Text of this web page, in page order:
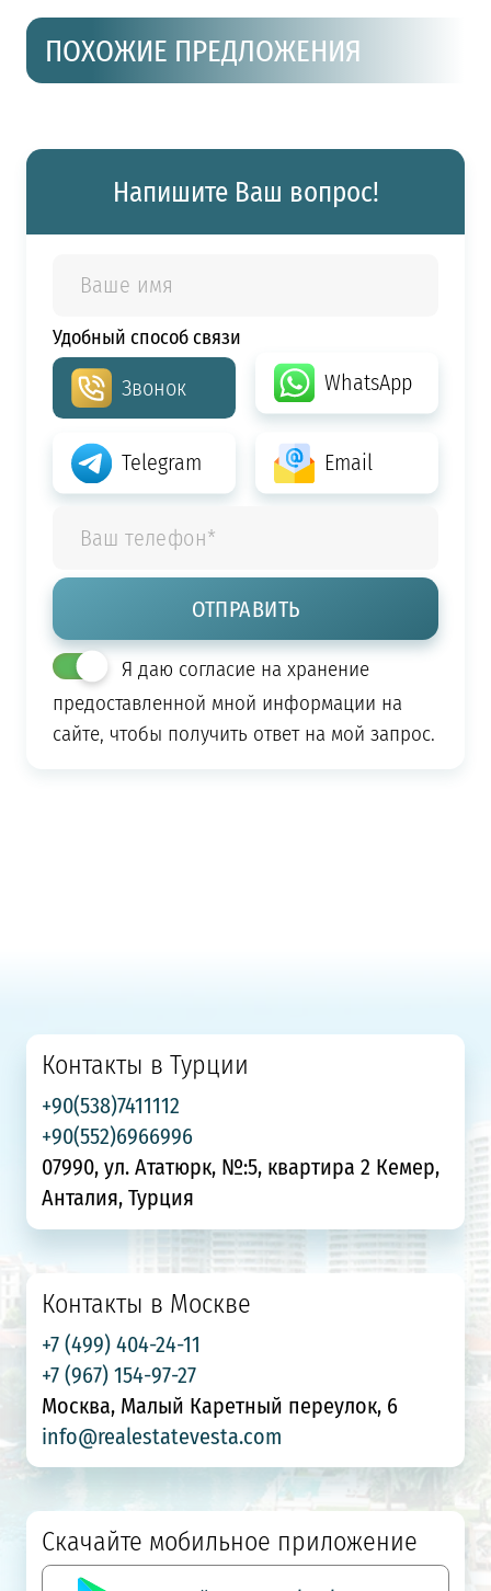
ПОХОЖИЕ ПРЕДЛОЖЕНИЯ
Напишите Ваш вопрос!
Удобный способ связи
Звонок WhatsApp
Telegram Email
Я даю согласие на хранение
предоставленной мной информации на
сайте, чтобы получить ответ на мой запрос.
Контакты в Турции
+90(538)7411112
+90(552)6966996
07990, ул. Ататюрк, №:5, квартира 2 Кемер,
Анталия, Турция
Контакты в Москве
+7 (499) 404-24-11
+7 (967) 154-97-27
Москва, Малый Каретный переулок, 6
info@realestatevesta.com
Скачайте мобильное приложение